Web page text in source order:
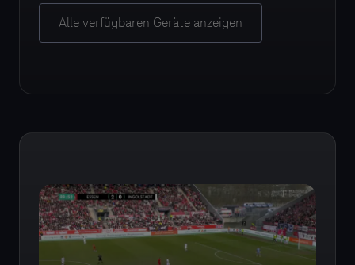
Alle verfügbaren Geräte anzeigen